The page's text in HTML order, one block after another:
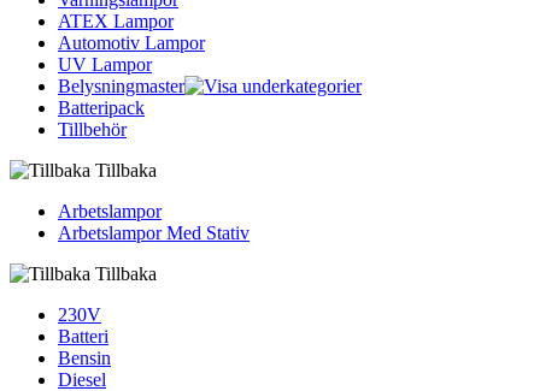
ATEX Lampor
Automotiv Lampor
UV Lampor
Belysningmaster
Batteripack
Tillbehör
Tillbaka
Arbetslampor
Arbetslampor Med Stativ
Tillbaka
230V
Batteri
Bensin
Diesel